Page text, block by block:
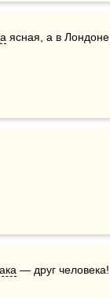
ясная, а в Лондоне
— друг